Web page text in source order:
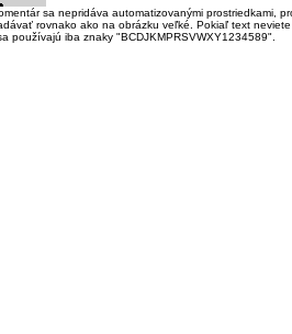
sa nepridáva automatizovanými prostriedkami,
rovnako ako na obrázku veľké. Pokiaľ text
používajú iba znaky "BCDJKMPRSVWXY1234589".